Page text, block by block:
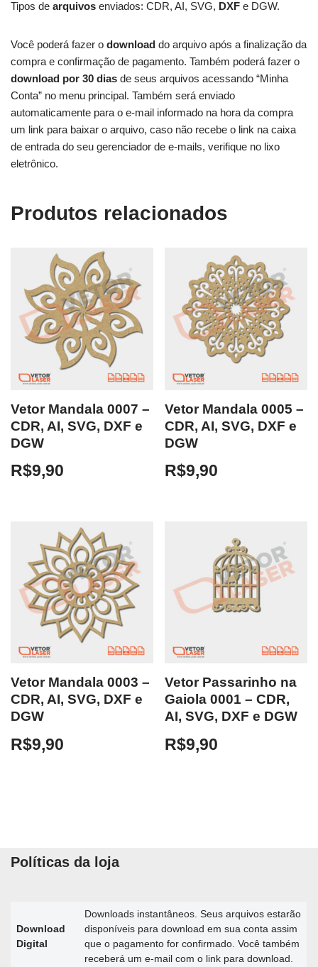
Tipos de arquivos enviados: CDR, AI, SVG, DXF e DGW.
Você poderá fazer o download do arquivo após a finalização da
compra e confirmação de pagamento. Também poderá fazer o
download por 30 dias de seus arquivos acessando “Minha
Conta” no menu principal. Também será enviado
automaticamente para o e-mail informado na hora da compra
um link para baixar o arquivo, caso não recebe o link na caixa
de entrada do seu gerenciador de e-mails, verifique no lixo
eletrônico.
Produtos relacionados
Vetor Mandala 0007 –
CDR, AI, SVG, DXF e
DGW
R$9,90
Vetor Mandala 0005 –
CDR, AI, SVG, DXF e
DGW
R$9,90
Vetor Mandala 0003 –
CDR, AI, SVG, DXF e
DGW
R$9,90
Vetor Passarinho na
Gaiola 0001 – CDR,
AI, SVG, DXF e DGW
R$9,90
Políticas da loja
Download
Digital
Downloads instantâneos. Seus arquivos estarão
disponíveis para download em sua conta assim
que o pagamento for confirmado. Você também
receberá um e-mail com o link para download.